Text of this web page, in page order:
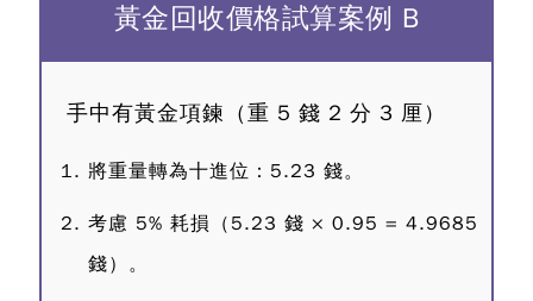
黃金回收價格試算案例 B
手中有黃金項鍊（重 5 錢 2 分 3 厘）
將重量轉為十進位：5.23 錢。
考慮 5% 耗損（5.23 錢 × 0.95 = 4.9685
錢）。